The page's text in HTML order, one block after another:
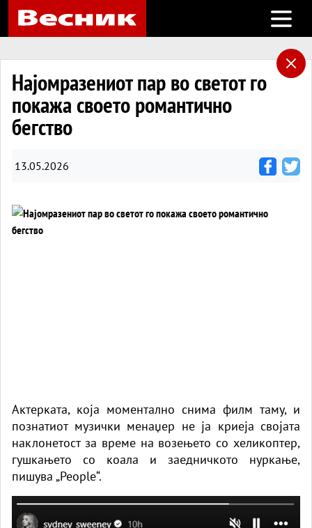
Open
Најомразениот пар во светот го
покажа своето романтично
бегство
13.05.2026
Актерката, која моментално снима филм таму, и
познатиот музички менаџер не ја криеја својата
наклонетост за време на возењето со хеликоптер,
гушкањето со коала и заедничкото нуркање,
пишува „People“.